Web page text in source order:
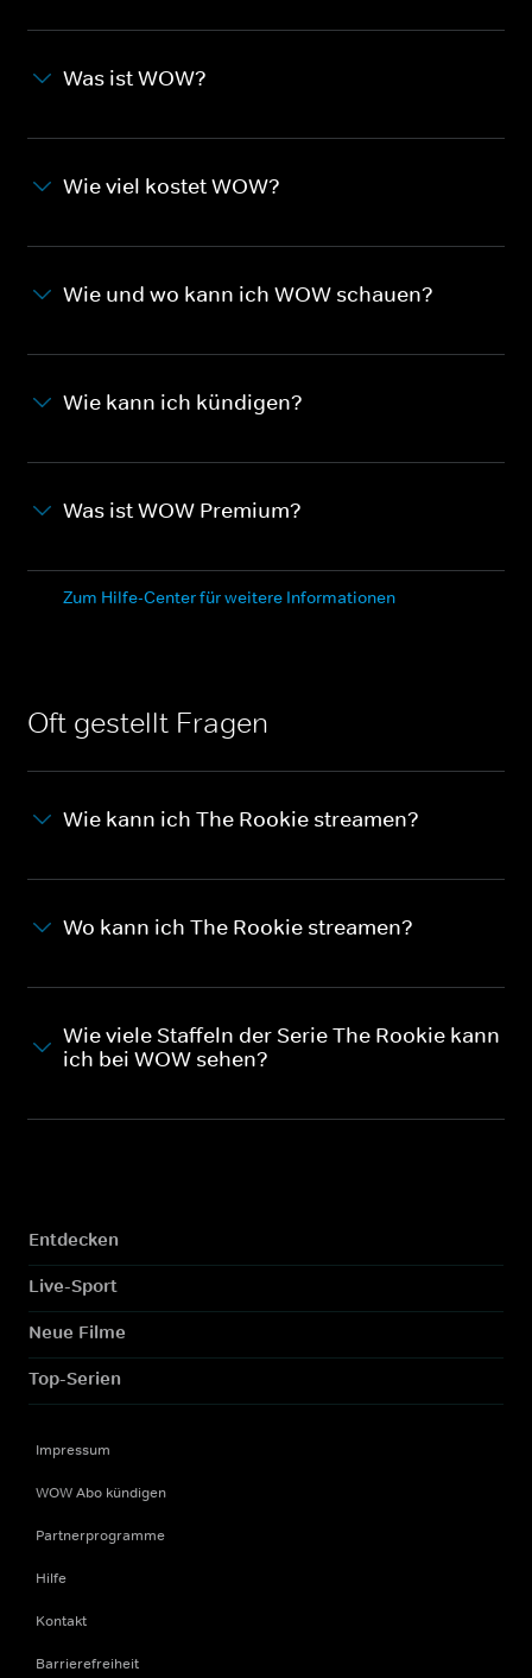
Was ist WOW?
Wie viel kostet WOW?
Wie und wo kann ich WOW schauen?
Wie kann ich kündigen?
Was ist WOW Premium?
Zum Hilfe-Center für weitere Informationen
Oft gestellt Fragen
Wie kann ich The Rookie streamen?
Wo kann ich The Rookie streamen?
Wie viele Staffeln der Serie The Rookie kann
ich bei WOW sehen?
Entdecken
Live-Sport
Neue Filme
Top-Serien
Impressum
WOW Abo kündigen
Partnerprogramme
Hilfe
Kontakt
Barrierefreiheit